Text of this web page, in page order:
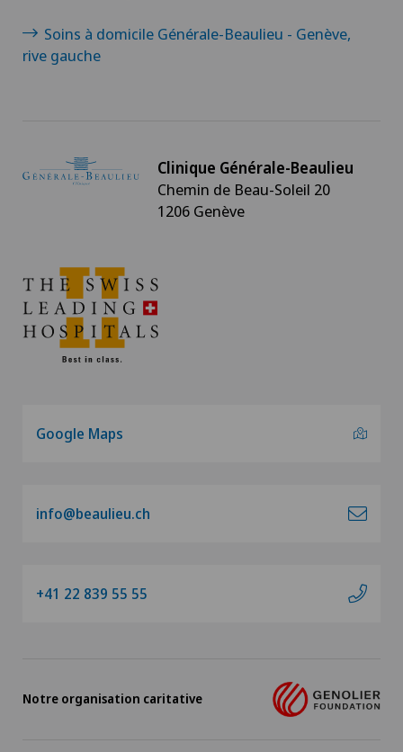
Soins à domicile Générale-Beaulieu - Genève,
rive gauche
Clinique Générale-Beaulieu
Chemin de Beau-Soleil 20
1206 Genève
Google Maps
info@beaulieu.ch
+41 22 839 55 55
Notre organisation caritative